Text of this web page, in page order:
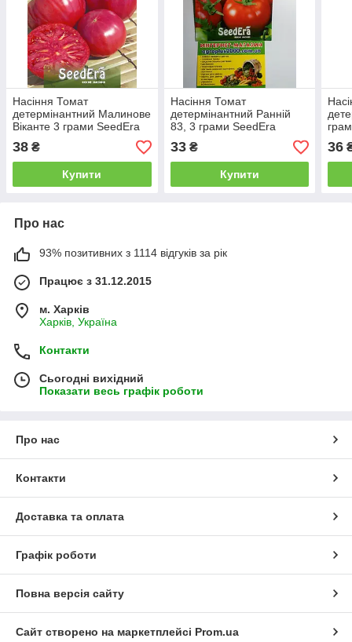
Насіння Томат
детермінантний Малинове
Віканте 3 грами SeedEra
38 ₴
Купити
Насіння Томат
детермінантний Ранній
83, 3 грами SeedEra
33₴
Купити
36
Про нас
93% позитивних з 1114 відгуків за рік
Працює з 31.12.2015
м. Харків
Харків, Україна
Контакти
Сьогодні вихідний
Показати весь графік роботи
Про нас
Контакти
Доставка та оплата
Графік роботи
Повна версія сайту
Сайт створено на маркетплейсі Prom.ua